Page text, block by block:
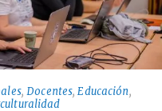
,Docentes,Educación,